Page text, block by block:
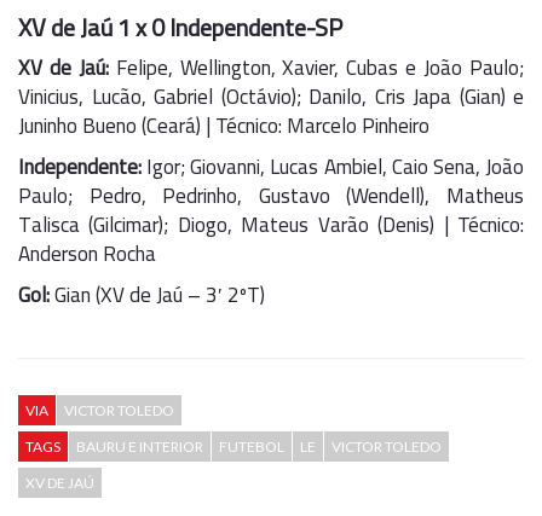
XV de Jaú 1 x 0 Independente-SP
XV de Jaú:Felipe, Wellington, Xavier, Cubas e João Paulo;
Vinicius, Lucão, Gabriel (Octávio); Danilo, Cris Japa (Gian) e
Juninho Bueno (Ceará) | Técnico: Marcelo Pinheiro
Independente:Igor; Giovanni, Lucas Ambiel, Caio Sena, João
Paulo; Pedro, Pedrinho, Gustavo (Wendell), Matheus
Talisca (Gilcimar); Diogo, Mateus Varão (Denis) | Técnico:
Anderson Rocha
Gol:Gian (XV de Jaú – 3′ 2ºT)
VIA
VICTOR TOLEDO
TAGS
BAURU E INTERIOR FUTEBOL LE
VICTOR TOLEDO
XV DE JAÚ